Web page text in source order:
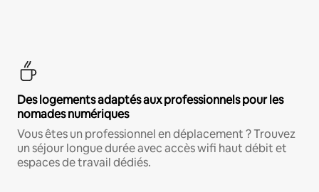
Des logements adaptés aux professionnels pour les
nomades numériques
Vous êtes un professionnel en déplacement ? Trouvez
un séjour longue durée avec accès wifi haut débit et
espaces de travail dédiés.